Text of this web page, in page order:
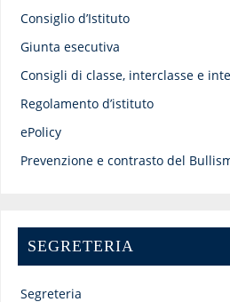
Consiglio d’Istituto
Giunta esecutiva
Consigli di classe, interclasse e
Regolamento d’istituto
ePolicy
Prevenzione e contrasto del
SEGRETERIA
Segreteria